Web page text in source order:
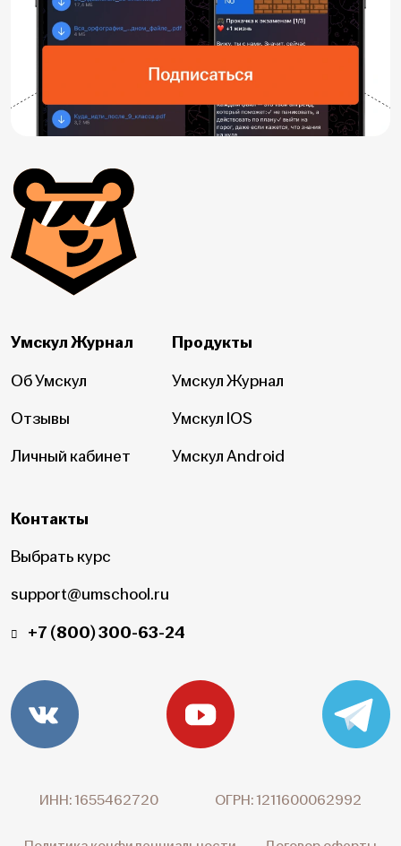
Умскул Журнал
Об Умскул
Отзывы
Личный кабинет
Продукты
Умскул Журнал
Умскул IOS
Умскул Android
Контакты
Выбрать курс
support@umschool.ru
+7 (800) 300-63-24
ИНН: 1655462720 ОГРН: 1211600062992